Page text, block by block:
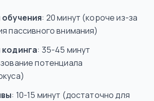
: 20 минут (короче из-за
пассивного внимания)
: 35-45 минут
потенциала
: 10-15 минут (достаточно для